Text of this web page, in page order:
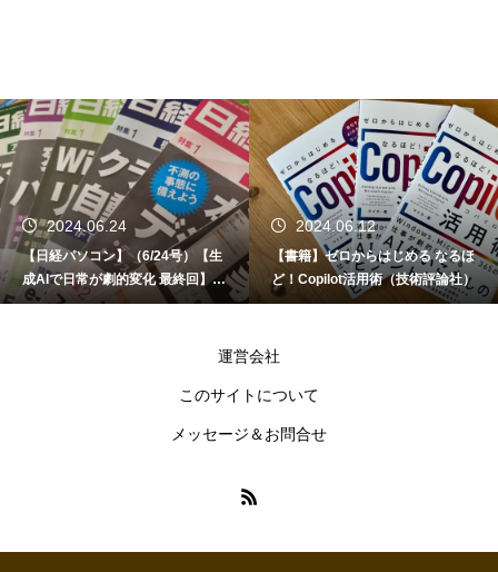
2024.06.24
【日経パソコン】（6/24号）【生
成AIで日常が劇的変化 最終回】 A
I時代のアプリケーション／サービ
2024.06.12
【書籍】ゼロからはじめる なるほ
ど！Copilot活用術（技術評論社）
運営会社
このサイトについて
メッセージ＆お問合せ